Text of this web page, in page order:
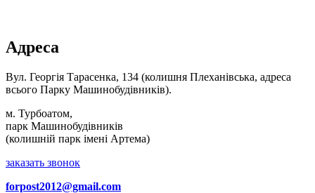
Адреса
Вул. Георгія Тарасенка, 134 (колишня Плеханівська, адреса
всього Парку Машинобудівників).
м. Турбоатом,
парк Машинобудівників
(колишній парк імені Артема)
заказать звонок
forpost2012@gmail.com